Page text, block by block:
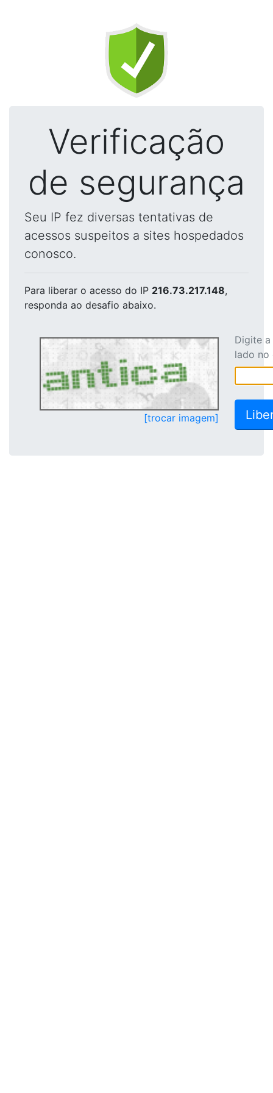
Verificação
de segurança
Seu IP fez diversas tentativas de
acessos suspeitos a sites hospedados
conosco.
Para liberar o acesso do IP 216.73.217.148,
responda ao desafio abaixo.
[trocar imagem]
Digite
lado no